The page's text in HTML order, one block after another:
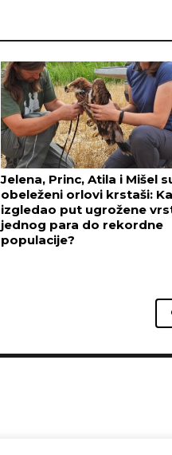
Jelena, Princ, Atila i Mišel
obeleženi orlovi krstaši:
izgledao put ugrožene
jednog para do rekordne
populacije?